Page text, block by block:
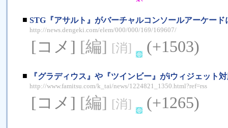
■ STG『アサルト』がバーチャルコンソールアーケード
http://news.dengeki.com/elem/000/000/169/169607/
[コメ] [編] [消] (+1503)
■ 『グラディウス』や『ツインビー』がiウィジェット
http://www.famitsu.com/k_tai/news/1224821_1350.html?ref=rss
[コメ] [編] [消] (+1265)